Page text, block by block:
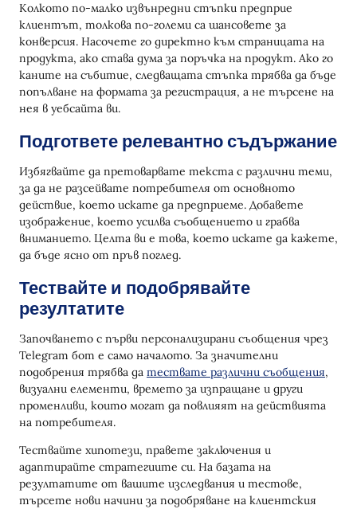
Колкото по-малко извънредни стъпки предприе
клиентът, толкова по-големи са шансовете за
конверсия. Насочете го директно към страницата на
продукта, ако става дума за поръчка на продукт. Ако го
каните на събитие, следващата стъпка трябва да бъде
попълване на формата за регистрация, а не търсене на
нея в уебсайта ви.
Подгответе релевантно съдържание
Избягвайте да претоварвате текста с различни теми,
за да не разсейвате потребителя от основното
действие, което искате да предприеме. Добавете
изображение, което усилва съобщението и грабва
вниманието. Целта ви е това, което искате да кажете,
да бъде ясно от пръв поглед.
Тествайте и подобрявайте
резултатите
Започването с първи персонализирани съобщения чрез
Telegram бот е само началото. За значителни
подобрения трябва да тествате различни съобщения,
визуални елементи, времето за изпращане и други
променливи, които могат да повлияят на действията
на потребителя.
Тествайте хипотези, правете заключения и
адаптирайте стратегиите си. На базата на
резултатите от вашите изследвания и тестове,
търсете нови начини за подобряване на клиентския